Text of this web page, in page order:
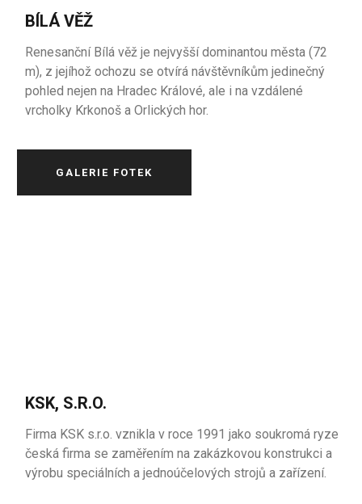
BÍLÁ VĚŽ
Renesanční Bílá věž je nejvyšší dominantou města (72
m), z jejíhož ochozu se otvírá návštěvníkům jedinečný
pohled nejen na Hradec Králové, ale i na vzdálené
vrcholky Krkonoš a Orlických hor.
GALERIE FOTEK
KSK, S.R.O.
Firma KSK s.r.o. vznikla v roce 1991 jako soukromá ryze
česká firma se zaměřením na zakázkovou konstrukci a
výrobu speciálních a jednoúčelových strojů a zařízení.